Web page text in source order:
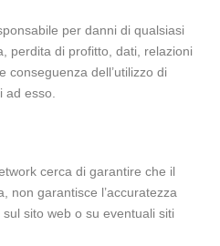
per danni di qualsiasi
perdita di profitto, dati, relazioni
conseguenza dell’utilizzo di
esso.
cerca di garantire che il
non garantisce l’accuratezza
sito web o su eventuali siti